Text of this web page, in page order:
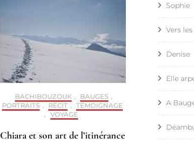
BACHIBOUZOUK , BAUGES ,
PORTRAITS , RÉCIT ,
TÉMOIGNAGE
,
VOYAGE
Chiara et son art de l’itinérance
Sophie
Vers
Denise
Elle
A